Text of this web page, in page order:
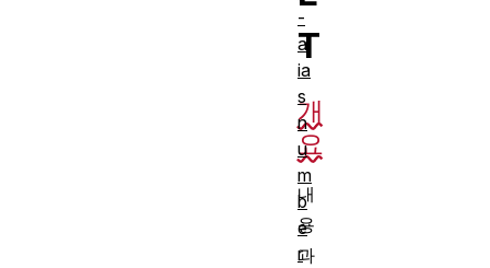
T
개
요
내
용
과
-
al
ia
s
n
u
m
b
e
r